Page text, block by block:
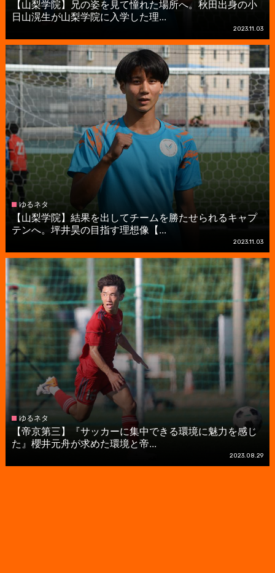
【山梨学院】兄の姿を見て憧れた場所へ。秋田出身の小
日山滉生が山梨学院に入学した理...
2023.11.03
ゆるネタ
【山梨学院】結果を出してチームを勝たせられるキャプ
テンへ。坪井昊の目指す理想像【...
2023.11.03
ゆるネタ
【帝京第三】『サッカーに集中できる環境に魅力を感じ
た』櫻井元舟が求めた環境と帝...
2023.08.29